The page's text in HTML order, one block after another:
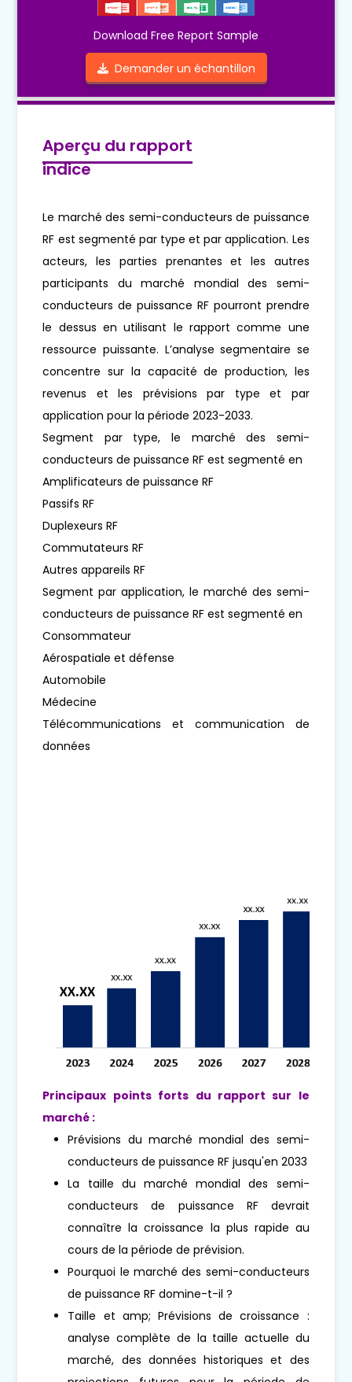
Download Free Report Sample
Demander un échantillon
Aperçu du rapport
indice
Le marché des semi-conducteurs de puissance
RF est segmenté par type et par application. Les
acteurs, les parties prenantes et les autres
participants du marché mondial des semi-
conducteurs de puissance RF pourront prendre
le dessus en utilisant le rapport comme une
ressource puissante. L’analyse segmentaire se
concentre sur la capacité de production, les
revenus et les prévisions par type et par
application pour la période 2023-2033.
Segment par type, le marché des semi-
conducteurs de puissance RF est segmenté en
Amplificateurs de puissance RF
Passifs RF
Duplexeurs RF
Commutateurs RF
Autres appareils RF
Segment par application, le marché des semi-
conducteurs de puissance RF est segmenté en
Consommateur
Aérospatiale et défense
Automobile
Médecine
Télécommunications et communication de
données
Principaux points forts du rapport sur le
marché :
Prévisions du marché mondial des semi-
conducteurs de puissance RF jusqu'en 2033
La taille du marché mondial des semi-
conducteurs de puissance RF devrait
connaître la croissance la plus rapide au
cours de la période de prévision.
Pourquoi le marché des semi-conducteurs
de puissance RF domine-t-il ?
Taille et amp; Prévisions de croissance :
analyse complète de la taille actuelle du
marché, des données historiques et des